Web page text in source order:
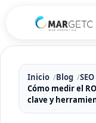
Inicio Blog
SEO
Cómo medir el
clave y